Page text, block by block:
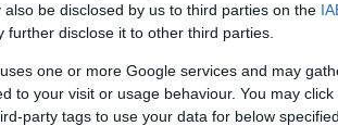
be disclosed by us to third parties on the
further disclose it to other third parties.
one or more Google services and may
to your visit or usage behaviour. You may
party tags to use your data for below
nevében
végeztek". Kifejtette: a